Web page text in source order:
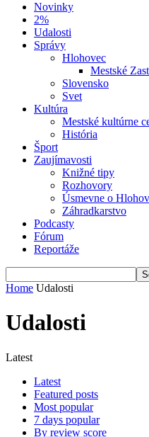
Novinky
2%
Udalosti
Správy
Hlohovec
Mestské
Slovensko
Svet
Kultúra
Mestské kultúrne
História
Šport
Zaujímavosti
Knižné tipy
Rozhovory
Úsmevne o
Záhradkarstvo
Podcasty
Fórum
Reportáže
Home Udalosti
Udalosti
Latest
Latest
Featured posts
Most popular
7 days popular
By review score